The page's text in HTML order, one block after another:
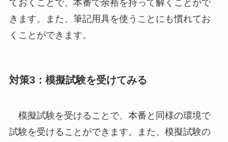
ておくことで、本番で余裕を持って解くことがで
きます。また、筆記用具を使うことにも慣れてお
くことができます。
対策3：模擬試験を受けてみる
模擬試験を受けることで、本番と同様の環境で
試験を受けることができます。また、模擬試験の